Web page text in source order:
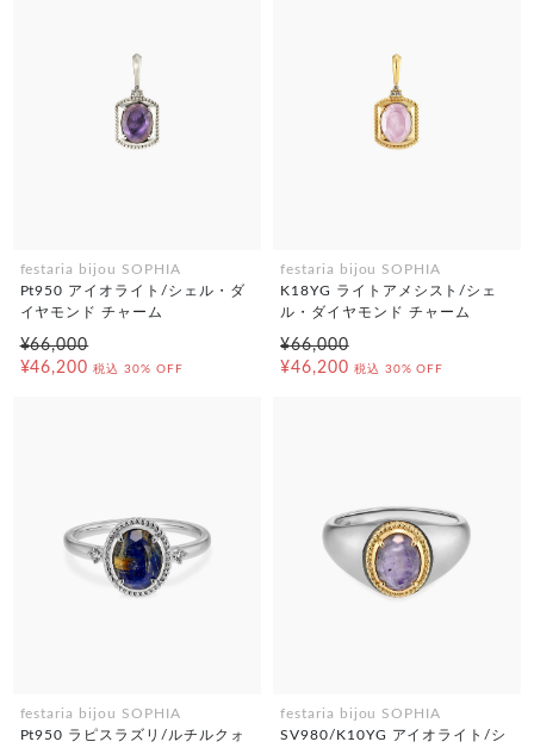
festaria bijou SOPHIA
Pt950 アイオライト/シェル・ダ
イヤモンド チャーム
¥66,000
¥46,200 税込 30% OFF
festaria bijou SOPHIA
K18YG ライトアメシスト/シェ
ル・ダイヤモンド チャーム
¥66,000
¥46,200 税込 30% OFF
festaria bijou SOPHIA
Pt950 ラピスラズリ/ルチルクォ
festaria bijou SOPHIA
SV980/K10YG アイオライト/シ